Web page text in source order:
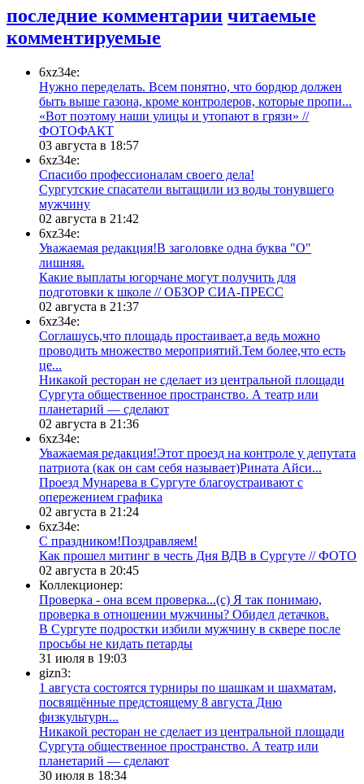
последние комментарии читаемые
комментируемые
6xz34e:
Нужно переделать. Всем понятно, что бордюр должен
быть выше газона, кроме контролеров, которые пропи...
«Вот поэтому наши улицы и утопают в грязи» //
ФОТОФАКТ
03 августа в 18:57
6xz34e:
Спасибо профессионалам своего дела!
Сургутские спасатели вытащили из воды тонувшего
мужчину
02 августа в 21:42
6xz34e:
Уважаемая редакция!В заголовке одна буква "О"
лишняя.
Какие выплаты югорчане могут получить для
подготовки к школе // ОБЗОР СИА-ПРЕСС
02 августа в 21:37
6xz34e:
Соглашусь,что площадь простаивает,а ведь можно
проводить множество мероприятий.Тем более,что есть
це...
​Никакой ресторан не сделает из центральной площади
Сургута общественное пространство. А театр или
планетарий — сделают
02 августа в 21:36
6xz34e:
Уважаемая редакция!Этот проезд на контроле у депутата
патриота (как он сам себя называет)Рината Айси...
​Проезд Мунарева в Сургуте благоустраивают с
опережением графика
02 августа в 21:24
6xz34e:
С праздником!Поздравляем!
Как прошел митинг в честь Дня ВДВ в Сургуте // ФОТО
02 августа в 20:45
Коллекционер:
Проверка - она всем проверка...(с) Я так понимаю,
проверка в отношении мужчины? Обидел детачков.
В Сургуте подростки избили мужчину в сквере после
просьбы не кидать петарды
31 июля в 19:03
gizn3:
1 августа состоятся турниры по шашкам и шахматам,
посвящённые предстоящему 8 августа Дню
физкультурн...
​Никакой ресторан не сделает из центральной площади
Сургута общественное пространство. А театр или
планетарий — сделают
30 июля в 18:34